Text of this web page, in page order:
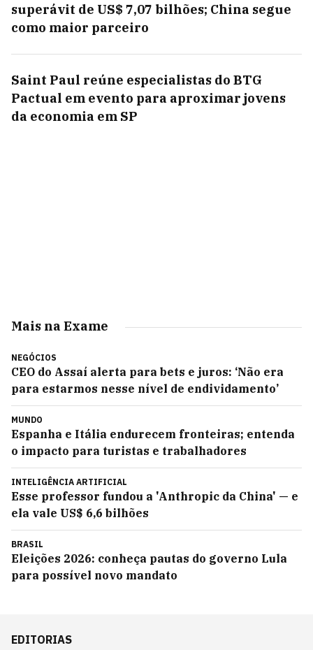
superávit de US$ 7,07 bilhões; China segue
como maior parceiro
Saint Paul reúne especialistas do BTG
Pactual em evento para aproximar jovens
da economia em SP
Mais na Exame
NEGÓCIOS
CEO do Assaí alerta para bets e juros: ‘Não era
para estarmos nesse nível de endividamento’
MUNDO
Espanha e Itália endurecem fronteiras; entenda
o impacto para turistas e trabalhadores
INTELIGÊNCIA ARTIFICIAL
Esse professor fundou a 'Anthropic da China' — e
ela vale US$ 6,6 bilhões
BRASIL
Eleições 2026: conheça pautas do governo Lula
para possível novo mandato
EDITORIAS